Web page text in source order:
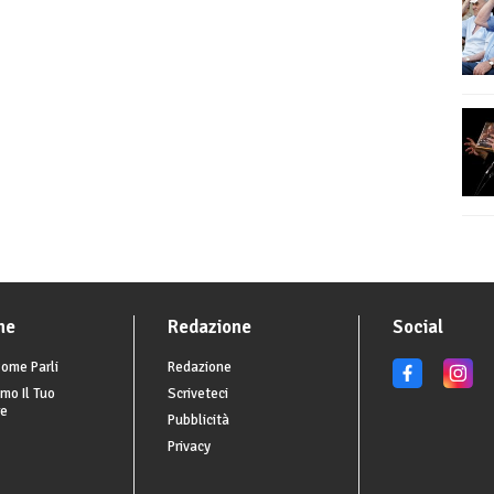
Parli
Il Tuo
Redazione
Redazione
Scriveteci
Pubblicità
Privacy
Social